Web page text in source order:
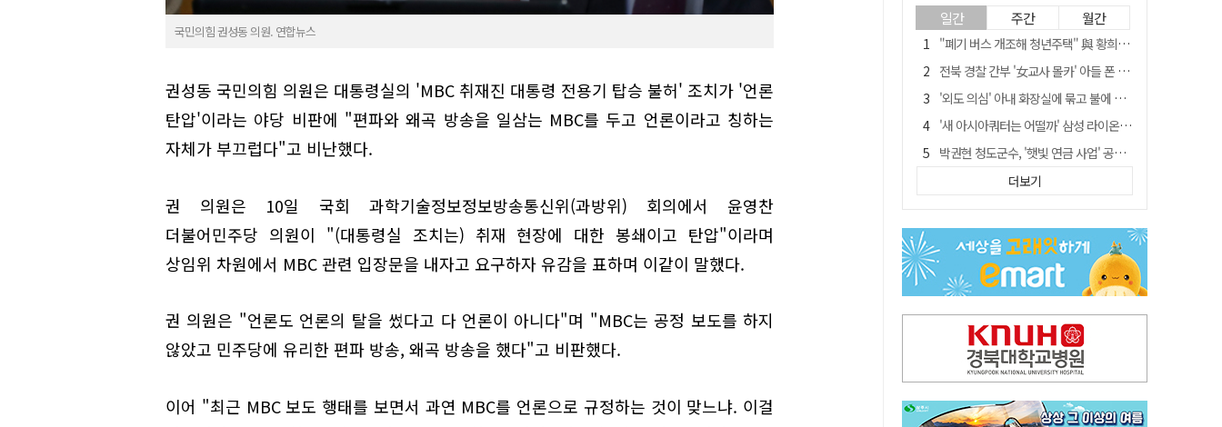
국민의힘 권성동 의원. 연합뉴스
권성동 국민의힘 의원은 대통령실의 'MBC 취재진 대통령 전용기 탑승 불허' 조치가 '언론
탄압'이라는 야당 비판에 "편파와 왜곡 방송을 일삼는 MBC를 두고 언론이라고 칭하는
자체가 부끄럽다"고 비난했다.
권 의원은 10일 국회 과학기술정보정보방송통신위(과방위) 회의에서 윤영찬
더불어민주당 의원이 "(대통령실 조치는) 취재 현장에 대한 봉쇄이고 탄압"이라며
상임위 차원에서 MBC 관련 입장문을 내자고 요구하자 유감을 표하며 이같이 말했다.
권 의원은 "언론도 언론의 탈을 썼다고 다 언론이 아니다"며 "MBC는 공정 보도를 하지
않았고 민주당에 유리한 편파 방송, 왜곡 방송을 했다"고 비판했다.
이어 "최근 MBC 보도 행태를 보면서 과연 MBC를 언론으로 규정하는 것이 맞느냐. 이걸
일간 주간 월간
"폐기 버스 개조해 청년주택" 與 황희…'딸 학비는 年 4200만원'
전북 경찰 간부 '女교사 몰카' 아들 폰 부수고…"처벌 못하는 사안" 내부망에 글
'외도 의심' 아내 화장실에 묶고 불에 달군 공구로 고문…남편 검거
'새 아시아쿼터는 어떨까' 삼성 라이온즈, 새 얼굴 투수 미야모리 영입
박권현 청도군수, '햇빛 연금 사업' 공약 시동걸어
홍준표, 한동훈 맹폭…"조선제일껌, 권력에 살고 권력에 죽었다"
[시사뒷담] MOU의 함정, 협약식이 투자 확정은 아니긴 해
봉화서 주택 에어컨 실외기에서 시작된 불… 주택 화재로 번져
경찰, 9월 초부터 상피제 전격 실시…가족 사건 수사 못해
더보기